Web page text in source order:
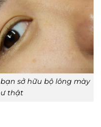
sở hữu bộ lông mày
thật